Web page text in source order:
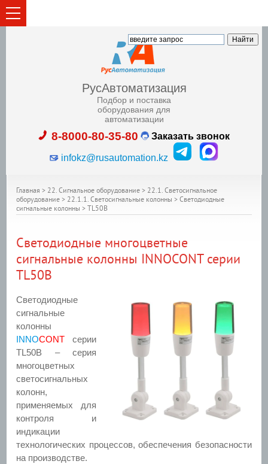
РусАвтоматизация
Подбор и поставка
оборудования для
автоматизации
8-8000-80-35-80 Заказать звонок
infokz@rusautomation.kz
Главная > 22. Сигнальное оборудование > 22.1. Светосигнальное
оборудование > 22.1.1. Светосигнальные колонны > Светодиодные
сигнальные колонны > TL50B
Светодиодные многоцветные
сигнальные колонны INNOCONT серии
TL50B
Светодиодные
сигнальные
колонны
INNOCONT серии
TL50B – серия
многоцветных
светосигнальных
колонн,
применяемых для
контроля и
индикации
технологических процессов, обеспечения безопасности
на производстве.